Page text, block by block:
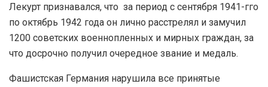
Лекурт признавался, что за период с сентября 1941-гго
по октябрь 1942 года он лично расстрелял и замучил
1200 советских военнопленных и мирных граждан, за
что досрочно получил очередное звание и медаль.
Фашистская Германия нарушила все принятые